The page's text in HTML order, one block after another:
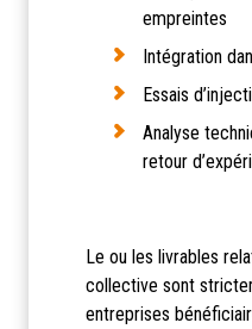
empreintes
Intégration
Essais
Analyse
retour
Le ou les livrables
collective sont
entreprises